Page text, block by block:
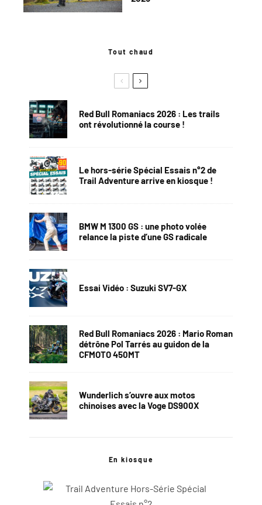
Tout chaud
Red Bull Romaniacs 2026 : Les trails
ont révolutionné la course !
Le hors-série Spécial Essais n°2 de
Trail Adventure arrive en kiosque !
BMW M 1300 GS : une photo volée
relance la piste d’une GS radicale
Essai Vidéo : Suzuki SV7-GX
Red Bull Romaniacs 2026 : Mario Roman
détrône Pol Tarrés au guidon de la
CFMOTO 450MT
Wunderlich s’ouvre aux motos
chinoises avec la Voge DS900X
En kiosque